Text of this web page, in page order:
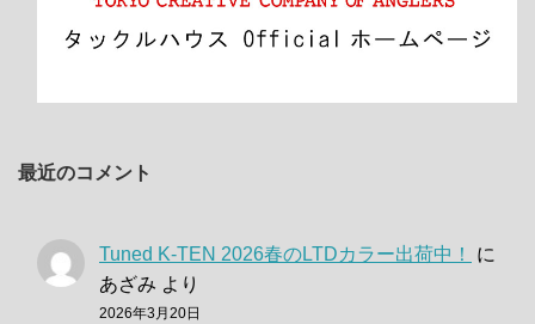
最近のコメント
Tuned K-TEN 2026春のLTDカラー出荷中！
に
あざみ より
2026年3月20日